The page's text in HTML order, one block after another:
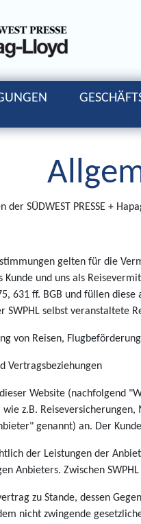
SÜDWEST PRESSE +
gelten für die
Kunde und uns als
631 ff. BGB und füllen diese
SWPHL selbst veranstaltete
von Reisen,
Vertragsbeziehungen
Website (nachfolgend
z.B.
genannt) an. Der
der Leistungen der
Anbieters. Zwischen
zu Stande, dessen
nicht zwingende